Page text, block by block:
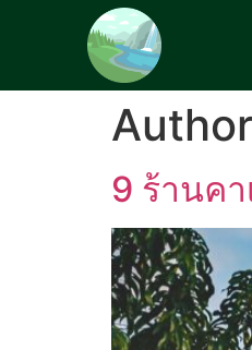
9 ร้านค